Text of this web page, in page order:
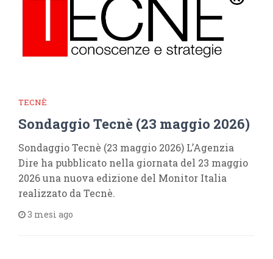
TECNÈ
Sondaggio Tecnè (23 maggio 2026)
Sondaggio Tecnè (23 maggio 2026) L’Agenzia
Dire ha pubblicato nella giornata del 23 maggio
2026 una nuova edizione del Monitor Italia
realizzato da Tecnè.
3 mesi ago